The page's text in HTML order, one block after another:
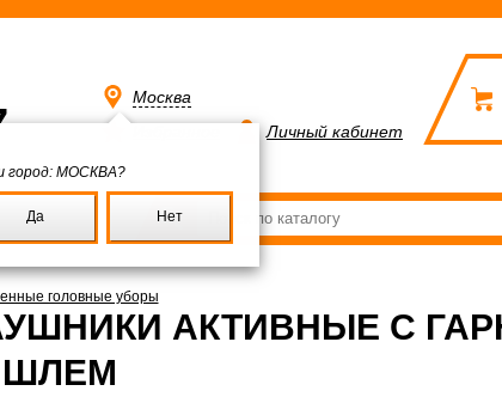
Москва
город: МОСКВА?
Да Нет
Личный кабинет
головные уборы
АКТИВНЫЕ С
ШЛЕМ